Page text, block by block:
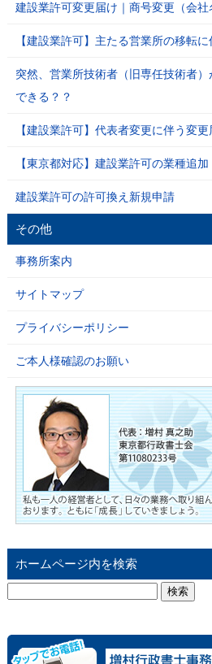
建設業許可変更届け｜商号変更（会社
【建設業許可】主たる営業所の移転
突然、営業所技術者（旧専任技術者
できる？？
【建設業許可】代表者変更に伴う変
【東京都対応】建設業許可の業種追加
建設業許可の許可換え新規申請
その他
事務所案内
サイトマップ
プライバシーポリシー
ご本人様確認のお願い
ホームページ内を検索